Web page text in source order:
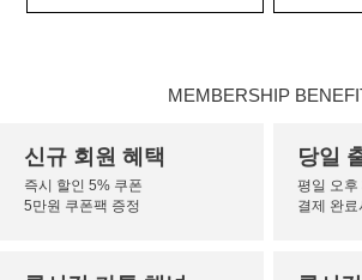
MEMBERSHIP
신규 회원 혜택
즉시 할인 5% 쿠폰
5만원 쿠폰팩 증정
당일
평일 오후
결제 완